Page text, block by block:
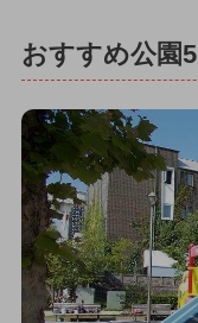
おすすめ公園